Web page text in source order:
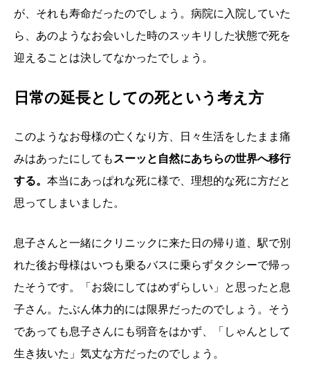
が、それも寿命だったのでしょう。病院に入院していた
ら、あのようなお会いした時のスッキリした状態で死を
迎えることは決してなかったでしょう。
日常の延長としての死という考え方
このようなお母様の亡くなり方、日々生活をしたまま痛
みはあったにしてもスーッと自然にあちらの世界へ移行
する。 本当にあっぱれな死に様で、理想的な死に方だと
思ってしまいました。
息子さんと一緒にクリニックに来た日の帰り道、駅で別
れた後お母様はいつも乗るバスに乗らずタクシーで帰っ
たそうです。「お袋にしてはめずらしい」と思ったと息
子さん。たぶん体力的には限界だったのでしょう。そう
であっても息子さんにも弱音をはかず、「しゃんとして
生き抜いた」気丈な方だったのでしょう。